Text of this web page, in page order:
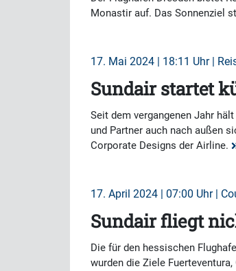
Monastir auf. Das Sonnenziel
17. Mai 2024 | 18:11 Uhr |
Sundair startet
Seit dem vergangenen Jahr
und Partner auch nach außen
Corporate Designs der Airline.
17. April 2024 | 07:00 Uhr |
Sundair fliegt
Die für den hessischen
wurden die Ziele